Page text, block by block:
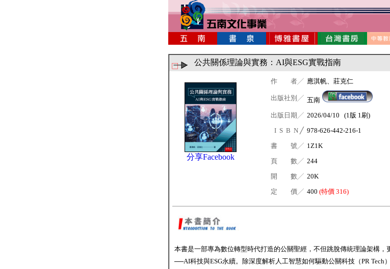
公共關係理論與實務：AI與ESG實戰指南
分享Facebook
作 者╱ 應淇帆、莊克仁
出版社別╱ 五南
出版日期╱ 2026/04/10 (1版 1刷)
I S B N ╱ 978-626-442-216-1
書 號╱ 1Z1K
頁 數╱ 244
開 數╱ 20K
定 價╱ 400 (特價 316)
本書是一部專為數位轉型時代打造的公關聖經，不但跳脫傳統理論架構，
──AI科技與ESG永續。除深度解析人工智慧如何驅動公關科技（PR Tech